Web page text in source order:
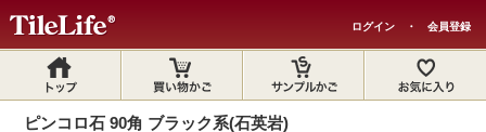
ログイン ・ 会員登録
ピンコロ石 90角 ブラック系(石英岩)